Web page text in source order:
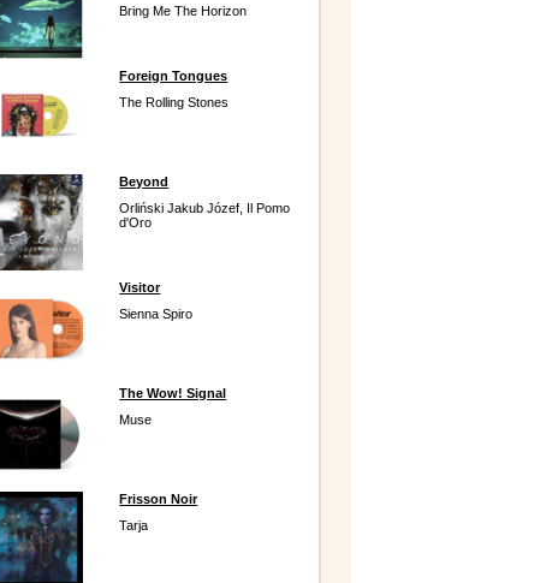
Bring Me The Horizon
Foreign Tongues
The Rolling Stones
Beyond
Orliński Jakub Józef, Il Pomo
d'Oro
Visitor
Sienna Spiro
The Wow! Signal
Muse
Frisson Noir
Tarja